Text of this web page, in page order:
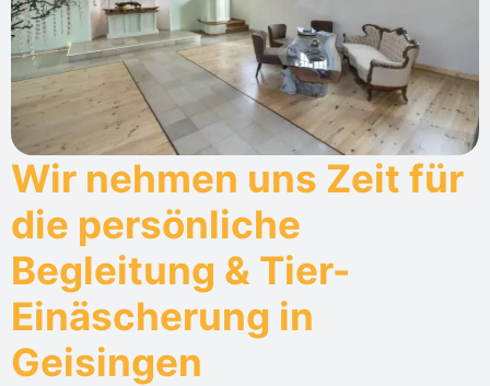
Wir nehmen uns Zeit für
die persönliche
Begleitung & Tier-
Einäscherung in
Geisingen